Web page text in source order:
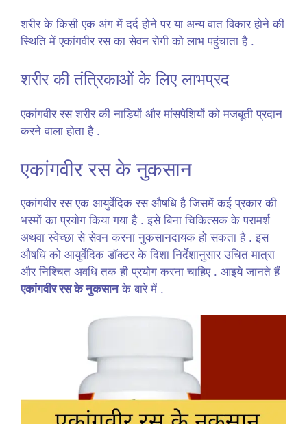
शरीर के किसी एक अंग में दर्द होने पर या अन्य वात विकार होने की
स्थिति में एकांगवीर रस का सेवन रोगी को लाभ पहुंचाता है .
शरीर की तंत्रिकाओं के लिए लाभप्रद
एकांगवीर रस शरीर की नाड़ियों और मांसपेशियों को मजबूती प्रदान
करने वाला होता है .
एकांगवीर रस के नुकसान
एकांगवीर रस एक आयुर्वेदिक रस औषधि है जिसमें कई प्रकार की
भस्मों का प्रयोग किया गया है . इसे बिना चिकित्सक के परामर्श
अथवा स्वेच्छा से सेवन करना नुकसानदायक हो सकता है . इस
औषधि को आयुर्वेदिक डॉक्टर के दिशा निर्देशानुसार उचित मात्रा
और निश्चित अवधि तक ही प्रयोग करना चाहिए . आइये जानते हैं
एकांगवीर रस के नुकसानके बारे में .